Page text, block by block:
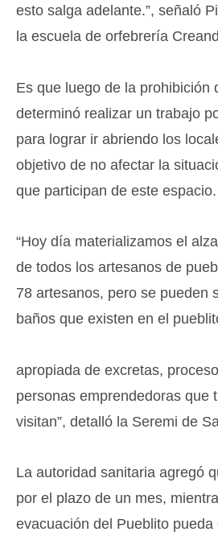
esto salga adelante.”, señaló
la escuela de orfebrería
Es que luego de la prohibición
determinó realizar un trabajo
para lograr ir abriendo los
objetivo de no afectar la
que participan de este espacio.
“Hoy día materializamos el
de todos los artesanos de
78 artesanos, pero se pueden
baños que existen en el
apropiada de excretas,
personas emprendedoras que
visitan”, detalló la Seremi de
La autoridad sanitaria agregó
por el plazo de un mes,
evacuación del Pueblito